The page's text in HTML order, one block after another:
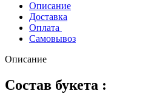
Описание
Доставка
Оплата
Самовывоз
Описание
Состав букета :